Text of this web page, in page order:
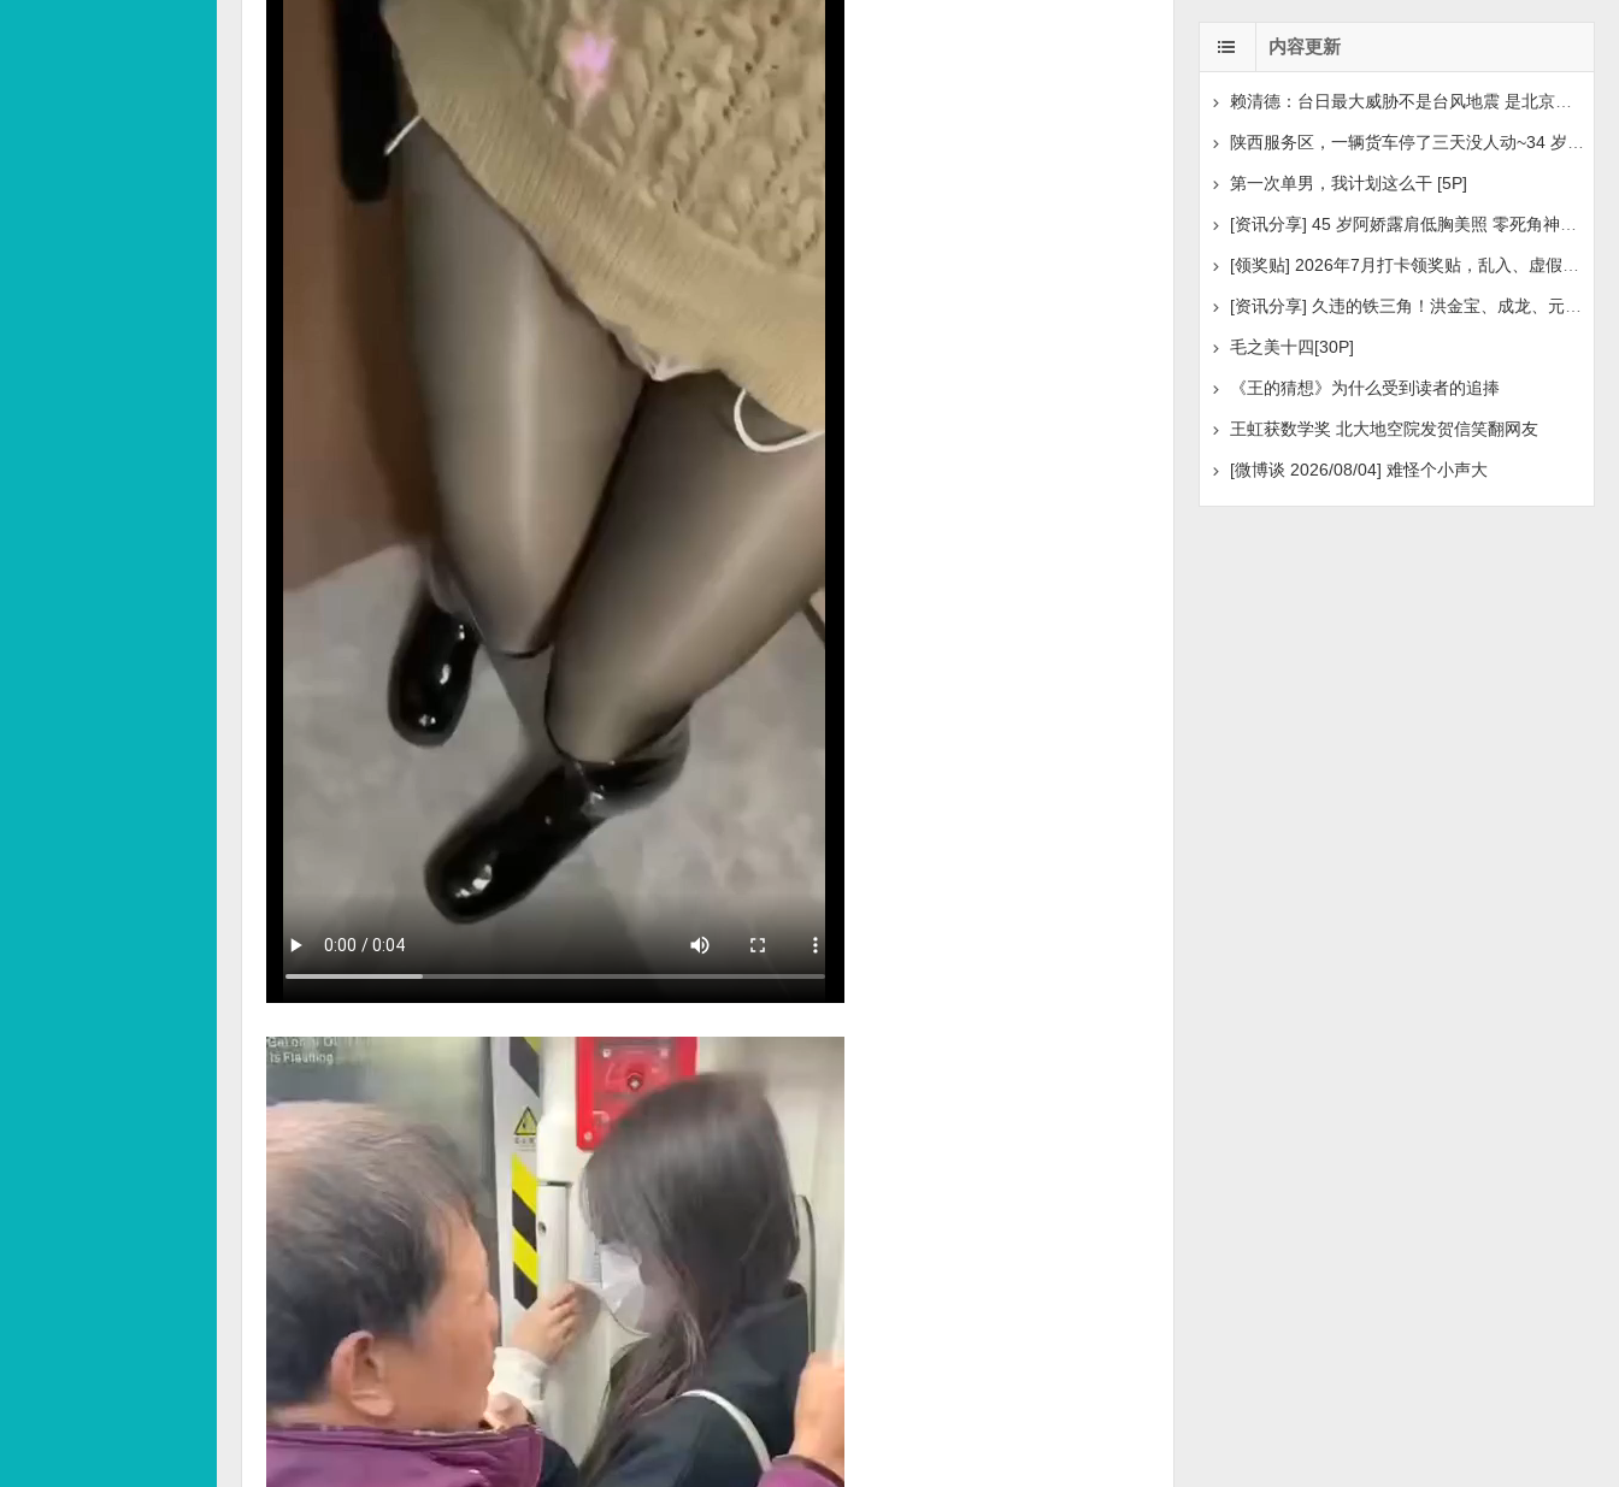
内容更新
赖清德：台日最大威胁不是台风地震 是北京侵扰胁迫
第一次单男，我计划这么干 [5P]
[资讯分享] 久违的铁三角！洪金宝、成龙、元彪最新合照
毛之美十四[30P]
《王的猜想》为什么受到读者的追捧
王虹获数学奖 北大地空院发贺信笑翻网友
[微博谈 2026/08/04] 难怪个小声大